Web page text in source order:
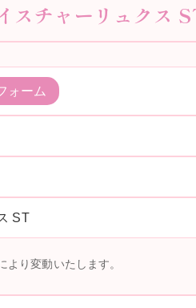
スチャーリュクス
ォーム
ST
り変動いたします。